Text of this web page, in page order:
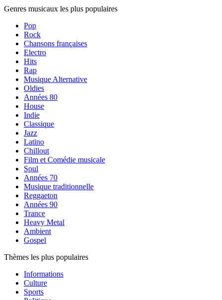
Genres musicaux les plus populaires
Pop
Rock
Chansons françaises
Electro
Hits
Rap
Musique Alternative
Oldies
Années 80
House
Indie
Classique
Jazz
Latino
Chillout
Film et Comédie musicale
Soul
Années 70
Musique traditionnelle
Reggaeton
Années 90
Trance
Heavy Metal
Ambient
Gospel
Thèmes les plus populaires
Informations
Culture
Sports